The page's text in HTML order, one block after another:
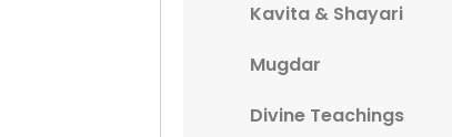
Kavita & Shayari
Mugdar
Divine Teachings